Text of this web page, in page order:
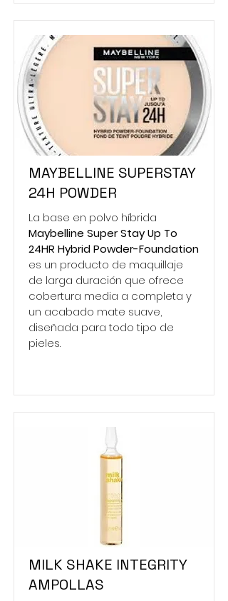
MAYBELLINE SUPERSTAY
24H POWDER
La base en polvo híbrida
Maybelline Super Stay Up To
24HR Hybrid Powder-Foundation
es un producto de maquillaje
de larga duración que ofrece
cobertura media a completa y
un acabado mate suave,
diseñada para todo tipo de
pieles.
MILK SHAKE INTEGRITY
AMPOLLAS